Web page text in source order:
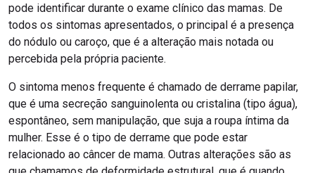
pode identificar durante o exame clínico das mamas. De
todos os sintomas apresentados, o principal é a presença
do nódulo ou caroço, que é a alteração mais notada ou
percebida pela própria paciente.
O sintoma menos frequente é chamado de derrame papilar,
que é uma secreção sanguinolenta ou cristalina (tipo água),
espontâneo, sem manipulação, que suja a roupa íntima da
mulher. Esse é o tipo de derrame que pode estar
relacionado ao câncer de mama. Outras alterações são as